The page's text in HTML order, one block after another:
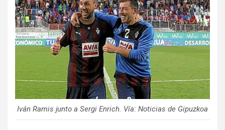
Iván Ramis junto a Sergi Enrich. Vía: Noticias de Gipuzkoa